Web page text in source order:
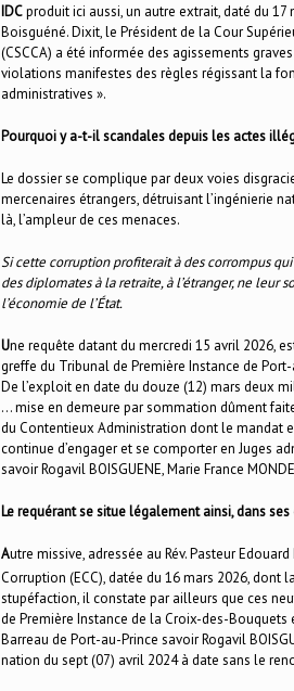
IDCproduit ici aussi, un autre extrait, daté du 17
Boisguéné. Dixit, le Président de la Cour
(CSCCA) a été informée des agissements
violations manifestes des règles régissant la
administratives ».
Pourquoi y a-t-il scandales depuis les actes
Le dossier se complique par deux voies
mercenaires étrangers, détruisant l’ingénierie
là, l’ampleur de ces menaces.
Si cette corruption profiterait à des corrompus
des diplomates à la retraite, à l’étranger, ne leur
l’économie de l’État.
Une requête datant du mercredi 15 avril 2026,
greffe du Tribunal de Première Instance de
De l’exploit en date du douze (12) mars deux
… mise en demeure par sommation dûment
du Contentieux Administration dont le mandat
continue d’engager et se comporter en Juges
savoir Rogavil BOISGUENE, Marie France
Le requérant se situe légalement ainsi, dans
Autre missive, adressée au Rév. Pasteur
Corruption (ECC), datée du 16 mars 2026, dont
stupéfaction, il constate par ailleurs que ces
de Première Instance de la Croix-des-
Barreau de Port-au-Prince savoir Rogavil
nation du sept (07) avril 2024 à date sans le